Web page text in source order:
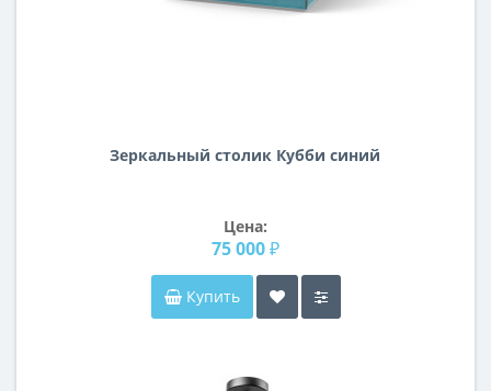
Зеркальный столик Кубби синий
Цена:
75 000 ₽
Купить